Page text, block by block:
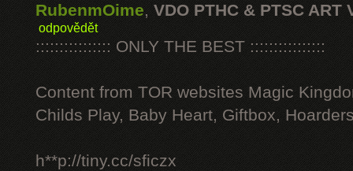
RubenmOime, VDO PTHC & PTSC ART
odpovědět
:::::::::::::::: ONLY THE BEST ::::::::::::::::
Content from TOR websites Magic
Childs Play, Baby Heart, Giftbox,
h**p://tiny.cc/sficzx